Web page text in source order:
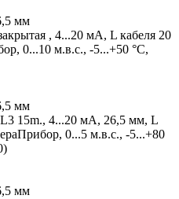
мм
, 4...20 мА, L кабеля 20
0...10 м.в.с., -5...+50 °C,
мм
15m., 4...20 мА, 26,5 мм, L
0...5 м.в.с., -5...+80
мм